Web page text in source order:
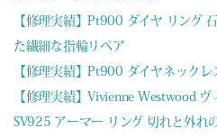
【修理実績】Pt900 ダイヤ リング
た繊細な指輪リペア
【修理実績】Pt900 ダイヤネックレ
【修理実績】Vivienne Westwood
SV925 アーマー リング 切れと外れ